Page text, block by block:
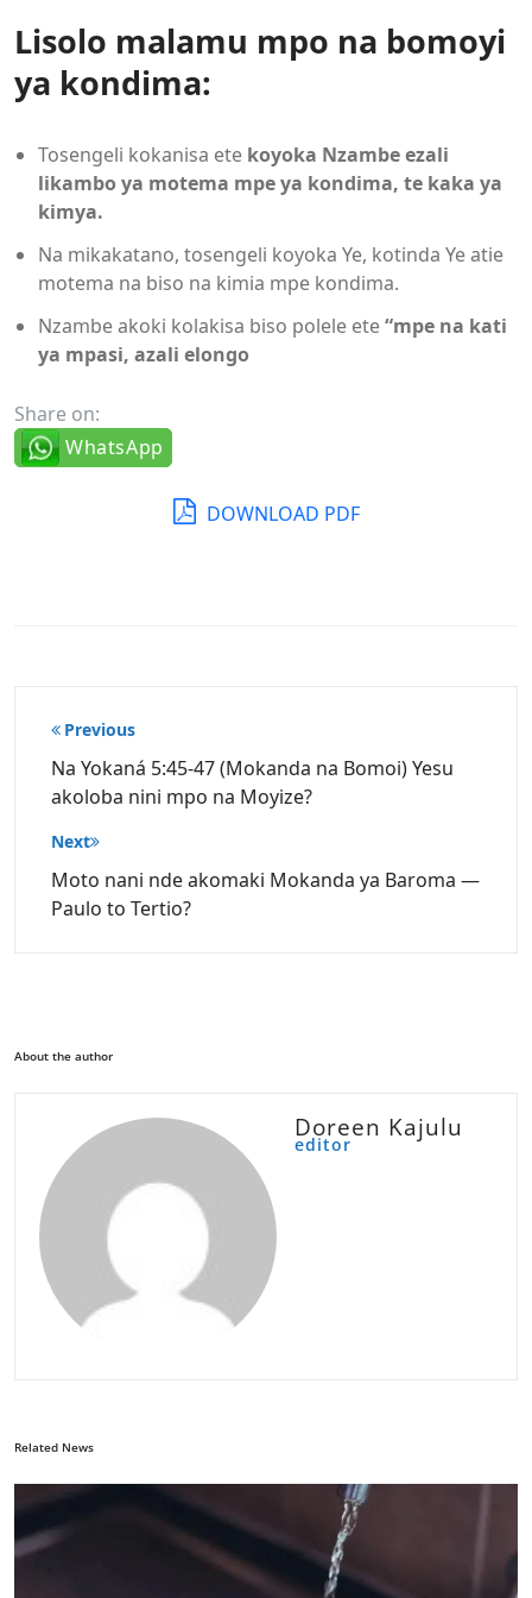
Lisolo malamu mpo na bomoyi
ya kondima:
Tosengeli kokanisa ete koyoka Nzambe ezali
likambo ya motema mpe ya kondima, te kaka ya
kimya.
Na mikakatano, tosengeli koyoka Ye, kotinda Ye atie
motema na biso na kimia mpe kondima.
Nzambe akoki kolakisa biso polele ete“mpe na kati
ya mpasi, azali elongo
Share on:
WhatsApp
DOWNLOAD PDF
Post
navigation
Previous
Na Yokaná 5:45‑47 (Mokanda na Bomoi) Yesu
akoloba nini mpo na Moyize?
Next
Moto nani nde akomaki Mokanda ya Baroma —
Paulo to Tertio?
About the author
Doreen Kajulu
editor
Related News